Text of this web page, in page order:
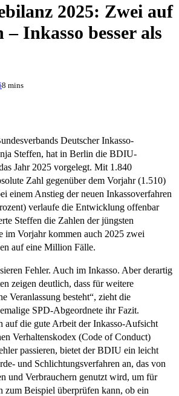
2025: Zwei auf
Inkasso besser als
8 mins
Deutscher Inkasso-
Steffen, hat in Berlin die BDIU-
Jahr 2025 vorgelegt. Mit 1.840
Zahl gegenüber dem Vorjahr (1.510)
einem Anstieg der neuen Inkassoverfahren
verlaufe die Entwicklung offenbar
Steffen die Zahlen der jüngsten
im Vorjahr kommen auch 2025 zwei
auf eine Million Fälle.
Fehler. Auch im Inkasso. Aber derartig
zeigen deutlich, dass für weitere
Veranlassung besteht“, zieht die
SPD-Abgeordnete ihr Fazit.
auf die gute Arbeit der Inkasso-Aufsicht
Verhaltenskodex (Code of Conduct)
passieren, bietet der BDIU ein leicht
und Schlichtungsverfahren an, das von
und Verbrauchern genutzt wird, um für
zum Beispiel überprüfen kann, ob ein